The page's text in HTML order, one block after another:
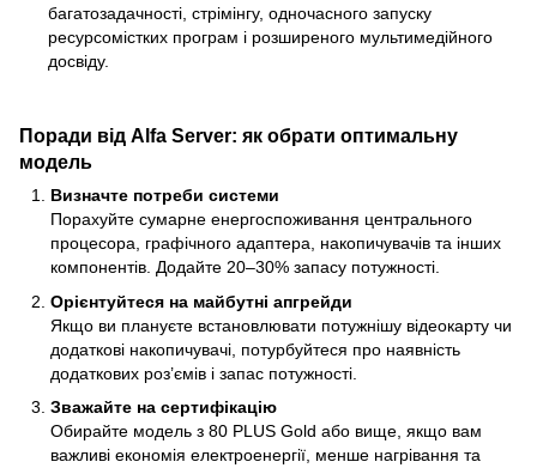
багатозадачності, стрімінгу, одночасного запуску
ресурсомістких програм і розширеного мультимедійного
досвіду.
Поради від Alfa Server: як обрати оптимальну
модель
Визначте потреби системи
Порахуйте сумарне енергоспоживання центрального
процесора, графічного адаптера, накопичувачів та інших
компонентів. Додайте 20–30% запасу потужності.
Орієнтуйтеся на майбутні апгрейди
Якщо ви плануєте встановлювати потужнішу відеокарту чи
додаткові накопичувачі, потурбуйтеся про наявність
додаткових роз’ємів і запас потужності.
Зважайте на сертифікацію
Обирайте модель з 80 PLUS Gold або вище, якщо вам
важливі економія електроенергії, менше нагрівання та